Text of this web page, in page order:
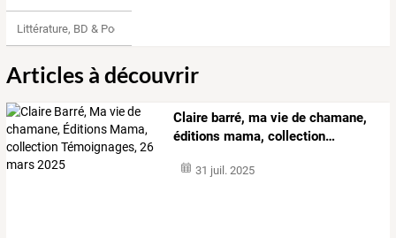
Littérature, BD & Poésie
Articles à découvrir
Claire barré, ma vie de chamane,
éditions mama, collection…
31 juil. 2025